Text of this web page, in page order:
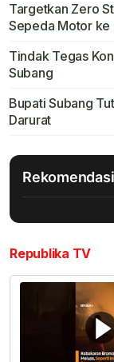
Targetkan Zero
Sepeda Motor ke
Tindak Tegas
Subang
Bupati Subang
Darurat
Rekomendasi
Republika TV